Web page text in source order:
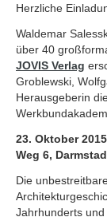
Herzliche
Waldemar
über 40
JOVIS Verlag
Groblewski,
Herausgeberin
23. Oktober
Weg 6,
Die
Jahrhunderts